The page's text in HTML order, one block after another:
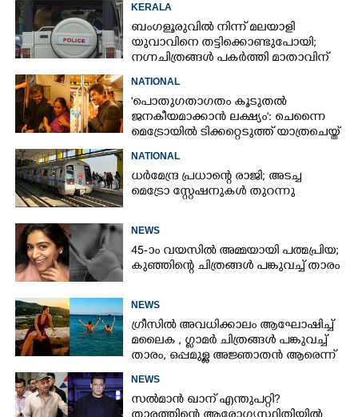
KERALA
ബംഗളൂരുവിൽ നിന്ന് മലയാളി
യുവാവിനെ തട്ടിക്കൊണ്ടുപോയി;
നഗ്നചിത്രങ്ങൾ പകർത്തി മാതാവിന്
NATIONAL
'പൊതുഗതാഗതം കൂടുതൽ
ജനകീയമാക്കാൻ ലക്ഷ്യം': ചെന്നൈ
മെട്രോയിൽ ടിക്കറ്റെടുത്ത് യാത്രചെയ്ത്
NATIONAL
ധർമേന്ദ്ര പ്രധാന്റെ രാജി; അടച്ച
മെട്രോ സ്റ്റേഷനുകൾ തുറന്നു
NEWS
45-ാം വയസിൽ അമ്മയായി പത്മപ്രിയ;
കുഞ്ഞിന്റെ ചിത്രങ്ങൾ പങ്കുവച്ച് താരം
NEWS
ഗ്രീസിൽ അവധിക്കാലം ആഘോഷിച്ച്
മലൈക ,​ ഗ്ലാമർ ചിത്രങ്ങൾ പങ്കുവച്ച്
താരം,​ ഒപ്പമുള്ള അജ്ഞാതൻ ആരെന്ന്
NEWS
സൽമാൻ ഖാന് എന്തുപറ്റി?